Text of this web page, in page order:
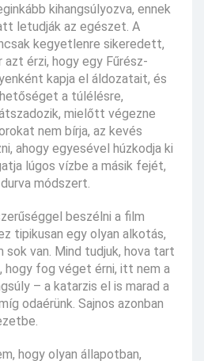
kihangsúlyozva, ennek
letudják az egészet. A
kegyetlenre sikeredett,
azt érzi, hogy egy Fűrész-
kapja el áldozatait, és
a túlélésre,
mielőtt végezne
nem bírja, az kevés
ahogy egyesével húzkodja ki
lúgos vízbe a másik fejét,
módszert.
beszélni a film
tipikusan egy olyan alkotás,
van. Mind tudjuk, hova tart
hogy fog véget érni, itt nem a
– a katarzis el is marad a
odaérünk. Sajnos azonban
hogy olyan állapotban,